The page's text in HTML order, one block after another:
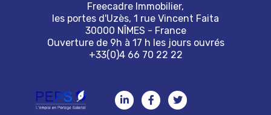
Freecadre Immobilier,
les portes d'Uzès, 1 rue Vincent Faita
30000 NÎMES - France
Ouverture de 9h à 17 h les jours ouvrés
+33(0)4 66 70 22 22